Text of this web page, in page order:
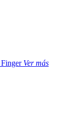
Finger Ver más